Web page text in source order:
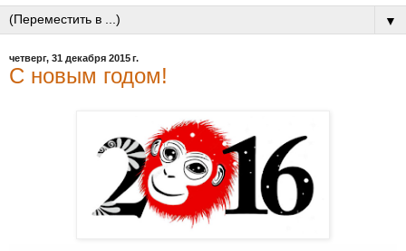
▼
четверг, 31 декабря 2015 г.
С новым годом!